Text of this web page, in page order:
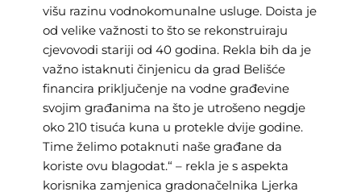
višu razinu vodnokomunalne usluge. Doista je
od velike važnosti to što se rekonstruiraju
cjevovodi stariji od 40 godina. Rekla bih da je
važno istaknuti činjenicu da grad Belišće
financira priključenje na vodne građevine
svojim građanima na što je utrošeno negdje
oko 210 tisuća kuna u protekle dvije godine.
Time želimo potaknuti naše građane da
koriste ovu blagodat.“ – rekla je s aspekta
korisnika zamjenica gradonačelnika Ljerka